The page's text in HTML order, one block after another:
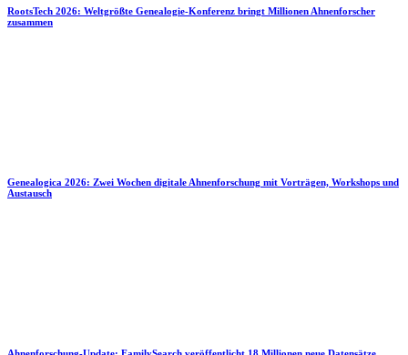
RootsTech 2026: Weltgrößte Genealogie-Konferenz bringt Millionen Ahnenforscher
zusammen
Genealogica 2026: Zwei Wochen digitale Ahnenforschung mit Vorträgen, Workshops und
Austausch
Ahnenforschung-Update: FamilySearch veröffentlicht 18 Millionen neue Datensätze